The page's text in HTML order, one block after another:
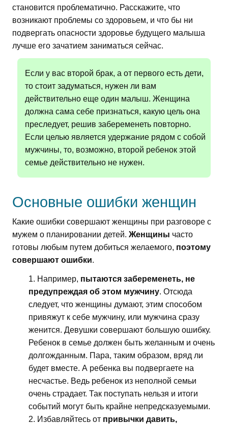
становится проблематично. Расскажите, что
возникают проблемы со здоровьем, и что бы ни
подвергать опасности здоровье будущего малыша
лучше его зачатием заниматься сейчас.
Если у вас второй брак, а от первого есть дети,
то стоит задуматься, нужен ли вам
действительно еще один малыш. Женщина
должна сама себе признаться, какую цель она
преследует, решив забеременеть повторно.
Если целью является удержание рядом с собой
мужчины, то, возможно, второй ребенок этой
семье действительно не нужен.
Основные ошибки женщин
Какие ошибки совершают женщины при разговоре с
мужем о планировании детей. Женщины часто
готовы любым путем добиться желаемого, поэтому
совершают ошибки.
Например, пытаются забеременеть, не
предупреждая об этом мужчину. Отсюда
следует, что женщины думают, этим способом
привяжут к себе мужчину, или мужчина сразу
женится. Девушки совершают большую ошибку.
Ребенок в семье должен быть желанным и очень
долгожданным. Пара, таким образом, вряд ли
будет вместе. А ребенка вы подвергаете на
несчастье. Ведь ребенок из неполной семьи
очень страдает. Так поступать нельзя и итоги
событий могут быть крайне непредсказуемыми.
Избавляйтесь от привычки давить,